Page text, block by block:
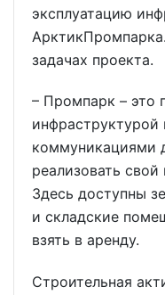
эксплуатацию
задачах проекта.
– Промпарк – это
коммуникациями
реализовать
Здесь доступны
и складские
взять в аренду.
Строительная